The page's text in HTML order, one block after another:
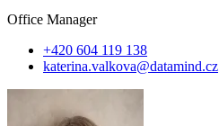
Office Manager
+420 604 119 138
katerina.valkova@datamind.cz